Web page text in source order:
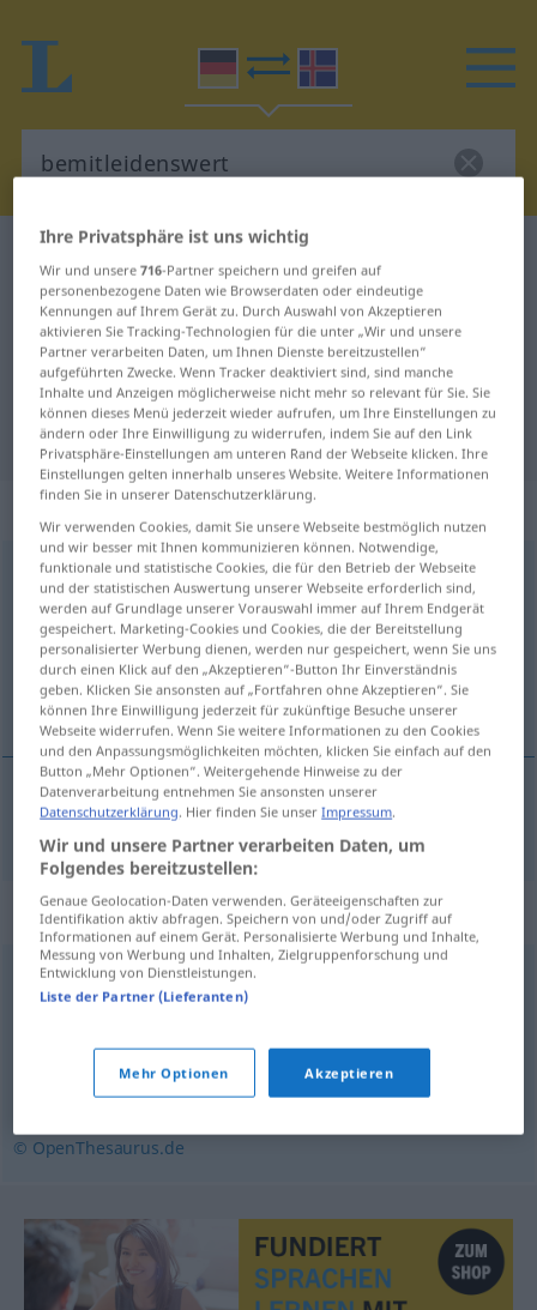
Deutsch-Isländisch Wörterbuch
Deutsch-Isländisch Übersetzung
für "bemitleidenswert"
"bemitleidenswert" Isländisch
Übersetzung
„bemitleidenswert“
bemitleidenswert
Übersicht aller Übersetzungen
(Für mehr Details die Übersetzung anklicken/antippen)
aumkunarverður
aumkunarverður bemitleidenswert
Synonyme für "bemitleidenswert"
erbärmlich,hoffnungslos,
,schäbig,unwürdig ,kläglich,erbärmlich
© OpenThesaurus.de
Ihre Privatsphäre ist uns wichtig
Wir und unsere716-Partner speichern und greifen auf
personenbezogene Daten wie Browserdaten oder eindeutige
Kennungen auf Ihrem Gerät zu. Durch Auswahl von Akzeptieren
aktivieren Sie Tracking-Technologien für die unter „Wir und unsere
Partner verarbeiten Daten, um Ihnen Dienste bereitzustellen“
aufgeführten Zwecke. Wenn Tracker deaktiviert sind, sind manche
Inhalte und Anzeigen möglicherweise nicht mehr so relevant für Sie. Sie
können dieses Menü jederzeit wieder aufrufen, um Ihre Einstellungen zu
ändern oder Ihre Einwilligung zu widerrufen, indem Sie auf den Link
Privatsphäre-Einstellungen am unteren Rand der Webseite klicken. Ihre
Einstellungen gelten innerhalb unseres Website. Weitere Informationen
finden Sie in unserer Datenschutzerklärung.
Wir verwenden Cookies, damit Sie unsere Webseite bestmöglich nutzen
und wir besser mit Ihnen kommunizieren können. Notwendige,
funktionale und statistische Cookies, die für den Betrieb der Webseite
und der statistischen Auswertung unserer Webseite erforderlich sind,
werden auf Grundlage unserer Vorauswahl immer auf Ihrem Endgerät
gespeichert. Marketing-Cookies und Cookies, die der Bereitstellung
personalisierter Werbung dienen, werden nur gespeichert, wenn Sie uns
durch einen Klick auf den „Akzeptieren“-Button Ihr Einverständnis
geben. Klicken Sie ansonsten auf „Fortfahren ohne Akzeptieren“. Sie
können Ihre Einwilligung jederzeit für zukünftige Besuche unserer
Webseite widerrufen. Wenn Sie weitere Informationen zu den Cookies
und den Anpassungsmöglichkeiten möchten, klicken Sie einfach auf den
Button „Mehr Optionen“. Weitergehende Hinweise zu der
Datenverarbeitung entnehmen Sie ansonsten unserer
Datenschutzerklärung. Hier finden Sie unserImpressum.
Wir und unsere Partner verarbeiten Daten, um
Folgendes bereitzustellen:
Genaue Geolocation-Daten verwenden. Geräteeigenschaften zur
Identifikation aktiv abfragen. Speichern von und/oder Zugriff auf
Informationen auf einem Gerät. Personalisierte Werbung und Inhalte,
Messung von Werbung und Inhalten, Zielgruppenforschung und
Entwicklung von Dienstleistungen.
Liste der Partner (Lieferanten)
Mehr Optionen Akzeptieren